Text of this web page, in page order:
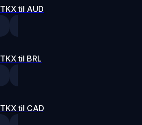
TKX til AUD
TKX til BRL
TKX til CAD